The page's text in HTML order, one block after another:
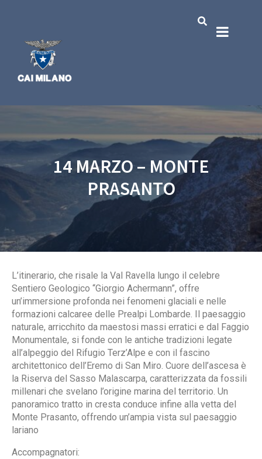
14 MARZO – MONTE
PRASANTO
L’itinerario, che risale la Val Ravella lungo il celebre
Sentiero Geologico “Giorgio Achermann”, offre
un’immersione profonda nei fenomeni glaciali e nelle
formazioni calcaree delle Prealpi Lombarde. Il paesaggio
naturale, arricchito da maestosi massi erratici e dal Faggio
Monumentale, si fonde con le antiche tradizioni legate
all’alpeggio del Rifugio Terz’Alpe e con il fascino
architettonico dell’Eremo di San Miro. Cuore dell’ascesa è
la Riserva del Sasso Malascarpa, caratterizzata da fossili
millenari che svelano l’origine marina del territorio. Un
panoramico tratto in cresta conduce infine alla vetta del
Monte Prasanto, offrendo un’ampia vista sul paesaggio
lariano
Accompagnatori: